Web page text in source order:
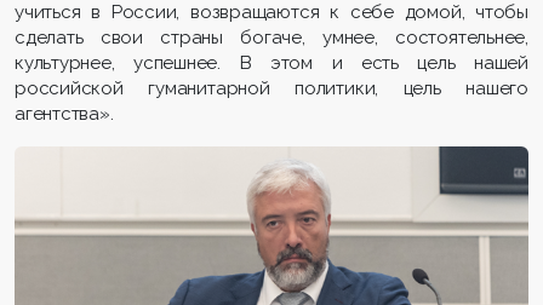
учиться в России, возвращаются к себе домой, чтобы
сделать свои страны богаче, умнее, состоятельнее,
культурнее, успешнее. В этом и есть цель нашей
российской гуманитарной политики, цель нашего
агентства».